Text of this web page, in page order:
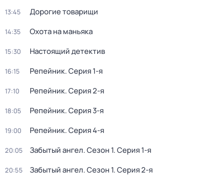
13:45 Дорогие товарищи
14:35 Охота на маньяка
15:30 Настоящий детектив
16:15 Репейник. Серия 1-я
17:10 Репейник. Серия 2-я
18:05 Репейник. Серия 3-я
19:00 Репейник. Серия 4-я
20:05 Забытый ангел. Сезон 1. Серия 1-я
20:55 Забытый ангел. Сезон 1. Серия 2-я